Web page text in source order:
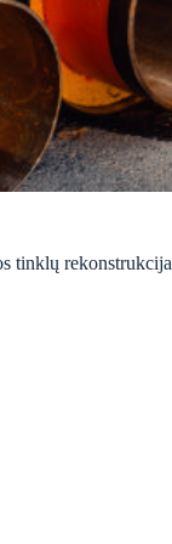
tinklų